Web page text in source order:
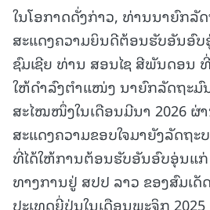
ໃນໂອກາດດັ່ງກ່າວ, ທ່ານນາຍົກລັ
ສະແດງຄວາມຍິນດີຕ້ອນຮັບອັນອົບ
ຊົມເຊີຍ ທ່ານ ສອນໄຊ ສີພັນດອນ
ໃຫ້ດໍາລົງຕໍາແໜ່ງ ນາຍົກລັດຖະມົ
ສະໄໝໜຶ່ງໃນເດືອນມີນາ 2026 ຜ່
ສະແດງຄວາມຂອບໃຈມາຍັງລັດຖະ
ທີ່ໄດ້ໃຫ້ການຕ້ອນຮັບອັນອົບອຸ່ນແ
ທາງການຢູ່ ສປປ ລາວ ຂອງສົມເດັ
ປະເທດຍີ່ປຸ່ນໃນເດືອນພະຈິກ